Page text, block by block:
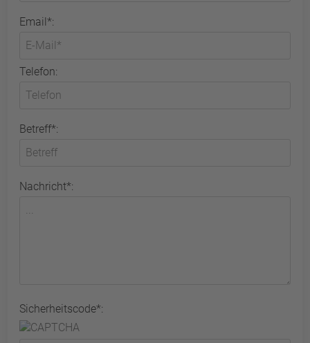
Email*:
Telefon:
Betreff*:
Nachricht*:
Sicherheitscode*: